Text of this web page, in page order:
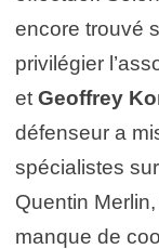
encore trouvé
privilégier
et Geoffrey
défenseur a
spécialistes
Quentin
manque de